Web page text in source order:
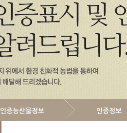
인증농산물정보 인증정보